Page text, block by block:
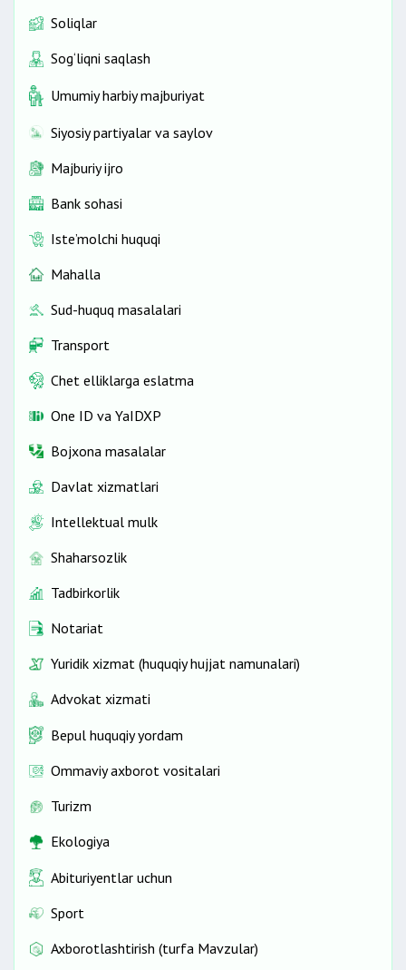
Soliqlar
Sog‘liqni saqlash
Umumiy harbiy majburiyat
Siyosiy partiyalar va saylov
Majburiy ijro
Bank sohasi
Iste’molchi huquqi
Mahalla
Sud-huquq masalalari
Transport
Chet elliklarga eslatma
One ID vа YaIDXP
Bojxona masalalar
Davlat xizmatlari
Intellektual mulk
Shaharsozlik
Tadbirkorlik
Notariat
Yuridik xizmat (huquqiy hujjat namunalari)
Advokat xizmati
Bepul huquqiy yordam
Ommaviy axborot vositalari
Turizm
Ekologiya
Abituriyentlar uchun
Sport
Axborotlashtirish (turfa Mavzular)